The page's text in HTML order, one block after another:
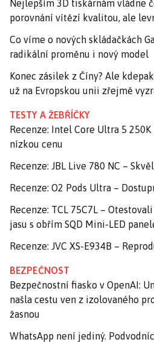
Nejlepším 3D tiskárnám vládne
porovnání vítězí kvalitou, ale
Co víme o nových skládačkách
radikální proměnu i nový model
Konec zásilek z Číny? Ale
už na Evropskou unii zřejmě
TESTY A ŽEBŘÍČKY
Recenze: Intel Core Ultra 5
nízkou cenu
Recenze: JBL Live 780 NC –
Recenze: O2 Pods Ultra –
Recenze: TCL 75C7L –
jasu s obřím SQD Mini-LED
Recenze: JVC XS-E934B –
BEZPEČNOST
Bezpečnostní fiasko v OpenAI:
našla cestu ven z izolovaného
žasnou
WhatsApp není jediný.